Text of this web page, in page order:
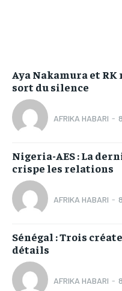
Aya Nakamura et RK
sort du silence
AFRIKA HABARI -
Nigeria-AES : La
crispe les relations
AFRIKA HABARI -
Sénégal : Trois
détails
AFRIKA HABARI -